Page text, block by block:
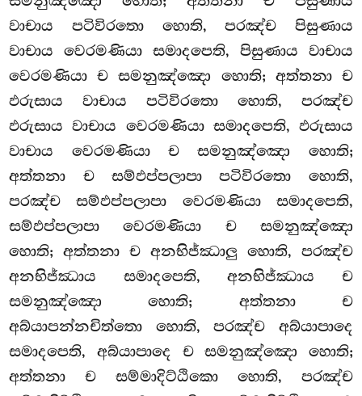
වාචාය පටිවිරතො හොති, පරඤ්ච පිසුණාය
වාචාය වෙරමණියා සමාදපෙති, පිසුණාය වාචාය
වෙරමණියා ච සමනුඤ්ඤො හොති; අත්තනා ච
ඵරුසාය වාචාය පටිවිරතො හොති, පරඤ්ච
ඵරුසාය වාචාය වෙරමණියා සමාදපෙති, ඵරුසාය
වාචාය වෙරමණියා ච සමනුඤ්ඤො හොති;
අත්තනා ච සම්ඵප්පලාපා පටිවිරතො හොති,
පරඤ්ච සම්ඵප්පලාපා වෙරමණියා සමාදපෙති,
සම්ඵප්පලාපා වෙරමණියා ච සමනුඤ්ඤො
හොති; අත්තනා ච අනභිජ්ඣාලු හොති, පරඤ්ච
අනභිජ්ඣාය සමාදපෙති, අනභිජ්ඣාය ච
සමනුඤ්ඤො හොති; අත්තනා ච
අබ්යාපන්නචිත්තො හොති, පරඤ්ච අබ්යාපාදෙ
සමාදපෙති, අබ්යාපාදෙ ච සමනුඤ්ඤො හොති;
අත්තනා ච සම්මාදිට්ඨිකො හොති, පරඤ්ච